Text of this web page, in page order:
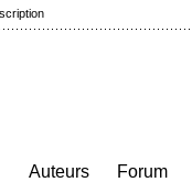
Auteurs
Forum